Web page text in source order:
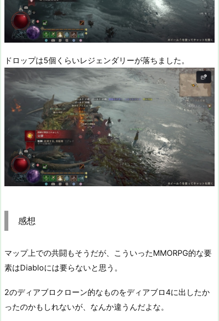
ドロップは5個くらいレジェンダリーが落ちました。
感想
マップ上での共闘もそうだが、こういったMMORPG的な要
素はDiabloには要らないと思う。
2のディアブロクローン的なものをディアブロ4に出したか
ったのかもしれないが、なんか違うんだよな。